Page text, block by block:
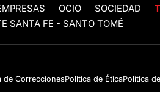
OCIO SOCIEDAD
SANTA FE - SANTO TOMÉ
de CorreccionesPolitica de ÉticaPolítica